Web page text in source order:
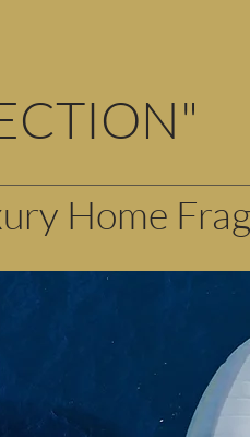
Home